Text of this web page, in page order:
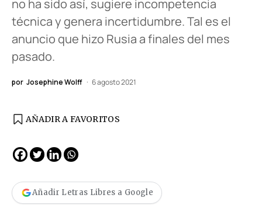
no ha sido así, sugiere incompetencia
técnica y genera incertidumbre. Tal es el
anuncio que hizo Rusia a finales del mes
pasado.
por Josephine Wolff 6 agosto 2021
AÑADIR A FAVORITOS
Añadir Letras Libres a Google